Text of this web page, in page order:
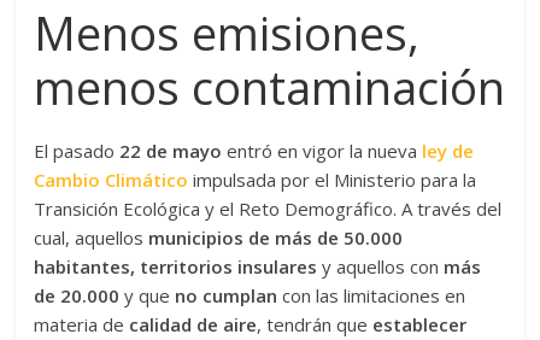
Menos emisiones,
menos contaminación
El pasado 22 de mayo entró en vigor la nueva ley de
Cambio Climático impulsada por el Ministerio para la
Transición Ecológica y el Reto Demográfico. A través del
cual, aquellos municipios de más de 50.000
habitantes, territorios insulares y aquellos con más
de 20.000 y que no cumplan con las limitaciones en
materia de calidad de aire, tendrán que establecer